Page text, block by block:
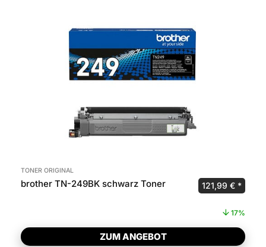
TONER ORIGINAL
brother TN-249BK schwarz Toner Ursprünglicher
121,99 €
17%
ZUM ANGEBOT